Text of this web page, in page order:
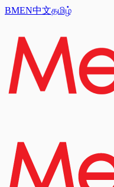
BMEN中文தமிழ்